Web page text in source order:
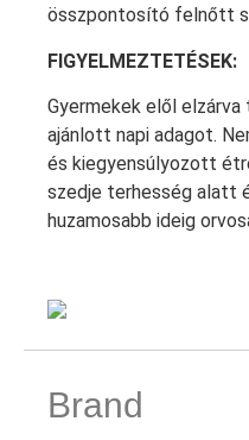
összpontosító felnőtt
FIGYELMEZTETÉSEK:
Gyermekek elől
ajánlott napi adagot.
és kiegyensúlyozott
szedje terhesség alatt
huzamosabb ideig
Brand